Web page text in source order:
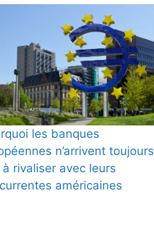
les banques
n’arrivent toujours
à rivaliser avec leurs
américaines